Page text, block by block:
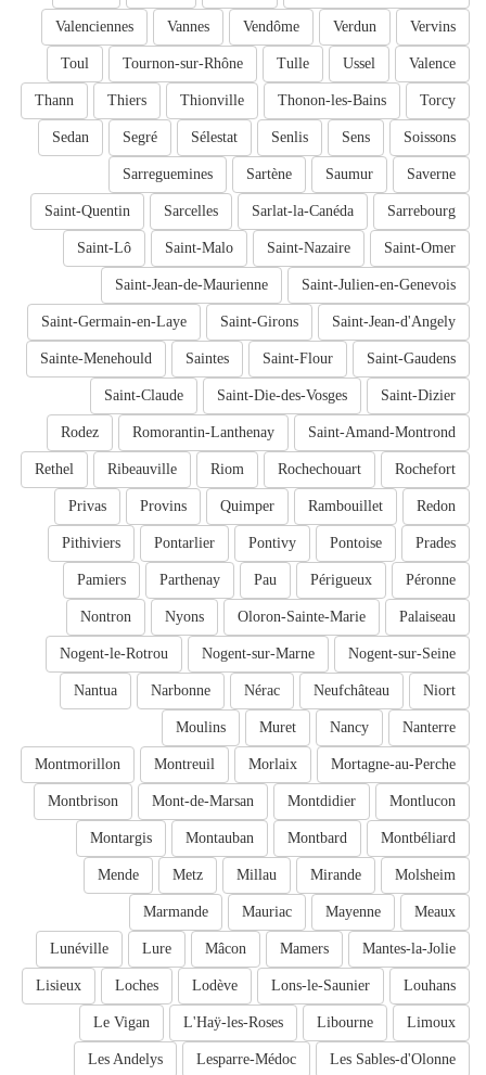
Vervins
Verdun
Vendôme
Vannes
Valenciennes
Valence
Ussel
Tulle
Tournon-sur-Rhône
Toul
Torcy
Thonon-les-Bains
Thionville
Thiers
Thann
Soissons
Sens
Senlis
Sélestat
Segré
Sedan
Saverne
Saumur
Sartène
Sarreguemines
Sarrebourg
Sarlat-la-Canéda
Sarcelles
Saint-Quentin
Saint-Omer
Saint-Nazaire
Saint-Malo
Saint-Lô
Saint-Julien-en-Genevois
Saint-Jean-de-Maurienne
Saint-Jean-d'Angely
Saint-Girons
Saint-Germain-en-Laye
Saint-Gaudens
Saint-Flour
Saintes
Sainte-Menehould
Saint-Dizier
Saint-Die-des-Vosges
Saint-Claude
Saint-Amand-Montrond
Romorantin-Lanthenay
Rodez
Rochefort
Rochechouart
Riom
Ribeauville
Rethel
Redon
Rambouillet
Quimper
Provins
Privas
Prades
Pontoise
Pontivy
Pontarlier
Pithiviers
Péronne
Périgueux
Pau
Parthenay
Pamiers
Palaiseau
Oloron-Sainte-Marie
Nyons
Nontron
Nogent-sur-Seine
Nogent-sur-Marne
Nogent-le-Rotrou
Niort
Neufchâteau
Nérac
Narbonne
Nantua
Nanterre
Nancy
Muret
Moulins
Mortagne-au-Perche
Morlaix
Montreuil
Montmorillon
Montlucon
Montdidier
Mont-de-Marsan
Montbrison
Montbéliard
Montbard
Montauban
Montargis
Molsheim
Mirande
Millau
Metz
Mende
Meaux
Mayenne
Mauriac
Marmande
Mantes-la-Jolie
Mamers
Mâcon
Lure
Lunéville
Louhans
Lons-le-Saunier
Lodève
Loches
Lisieux
Limoux
Libourne
L'Haÿ-les-Roses
Le Vigan
Les Sables-d'Olonne
Lesparre-Médoc
Les Andelys